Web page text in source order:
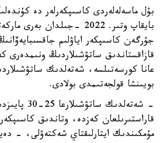
بۇل ماسەلەلەردى كاسىپكەرلەر دە
بايقاپ وتىر. 2022 -جىلدان
جۇرگەن كاسىپكەر اياۋلىم
قازاقستاندىق ساتۋشىلاردىڭ ونىمدەرى
عانا كورسەتىلسە، شەتەلدىك
بويىنشا قولجەتىمدى بولادى.
- شەتەلدىك
قاراستىرىلعان كەزدە، وتاندىق
مۇمكىندىك ايتارلىقتاي شەكتەۋلى، -